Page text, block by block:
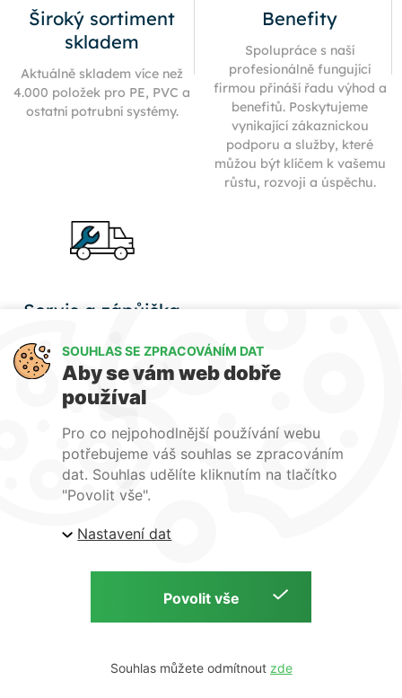
Široký sortiment
skladem
Aktuálně skladem více než
4.000 položek pro PE, PVC a
ostatní potrubní systémy.
Benefity
Spolupráce s naší
profesionálně fungující
firmou přináší řadu výhod a
benefitů. Poskytujeme
vynikající zákaznickou
podporu a služby, které
můžou být klíčem k vašemu
růstu, rozvoji a úspěchu.
Servis a zápůjčka
Nabízíme zajištění záručního i
pozáručního servisu
svářeček. Dále nabízíme
zapůjčení svářeček a nářadí
zákazníků.
Copyright © 2026 | Clevelings s.r.o | by
SOUHLAS SE ZPRACOVÁNÍM DAT
Aby se vám web dobře
používal
Pro co nejpohodlnější používání webu
potřebujeme váš souhlas se zpracováním
dat. Souhlas udělíte kliknutím na tlačítko
"Povolit vše".
Nastavení dat
Souhlas můžete odmítnout